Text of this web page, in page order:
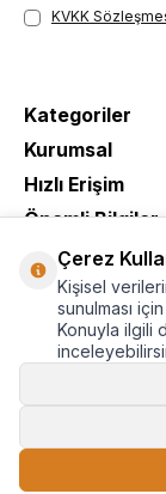
KVKK
Kategoriler
Kurumsal
Hızlı Erişim
Önemli Bilgiler
Çerez
Kişisel
sunulması
Konuyla ilgili